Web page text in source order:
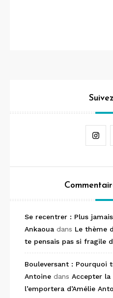
Se recentrer : Plus
Ankaoua dans Le thème
te pensais pas si fragile
Bouleversant : Pourquoi
Antoine dans Accepter
l’emportera d’Amélie